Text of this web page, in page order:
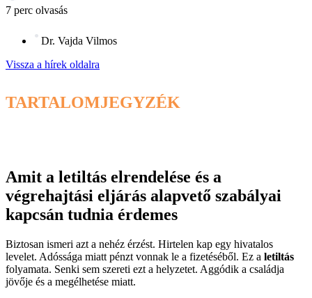
7 perc olvasás
Dr. Vajda Vilmos
Vissza a hírek oldalra
TARTALOMJEGYZÉK
Amit a letiltás elrendelése és a
végrehajtási eljárás alapvető szabályai
kapcsán tudnia érdemes
Biztosan ismeri azt a nehéz érzést. Hirtelen kap egy hivatalos
levelet. Adóssága miatt pénzt vonnak le a fizetéséből. Ez a letiltás
folyamata. Senki sem szereti ezt a helyzetet. Aggódik a családja
jövője és a megélhetése miatt.